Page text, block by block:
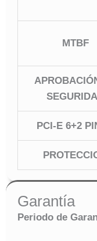
MTBF
PCI-E 6+2
Garantía
Periodo de